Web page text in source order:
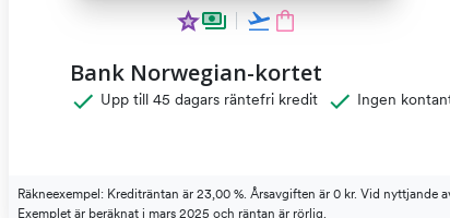
Bank Norwegian-kortet
Upp till 45 dagars räntefri kredit Ingen
Räkneexempel: Krediträntan är 23,00 %. Årsavgiften är 0 kr. Vid nyttjande
Exemplet är beräknat i mars 2025 och räntan är rörlig.